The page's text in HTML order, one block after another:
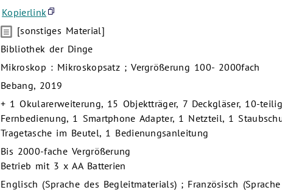
Kopierlink
[sonstiges Material]
Bibliothek der Dinge
Mikroskop : Mikroskopsatz ; Vergrößerung 100- 2000fach
Bebang, 2019
+ 1 Okularerweiterung, 15 Objektträger, 7 Deckgläser, 10-
Fernbedienung, 1 Smartphone Adapter, 1 Netzteil, 1
Tragetasche im Beutel, 1 Bedienungsanleitung
Bis 2000-fache Vergrößerung
Betrieb mit 3 x AA Batterien
Englisch (Sprache des Begleitmaterials) ; Französisch